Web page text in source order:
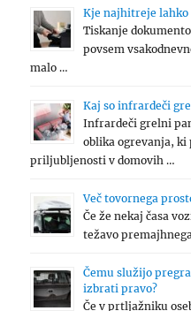
Kje najhitreje
Tiskanje
povsem
malo …
Kaj so infrardeči
Infrardeči grelni
oblika ogrevanja, ki
priljubljenosti v domovih …
Več tovornega
Če že nekaj časa
težavo
Čemu služijo
izbrati pravo?
Če v prtljažniku